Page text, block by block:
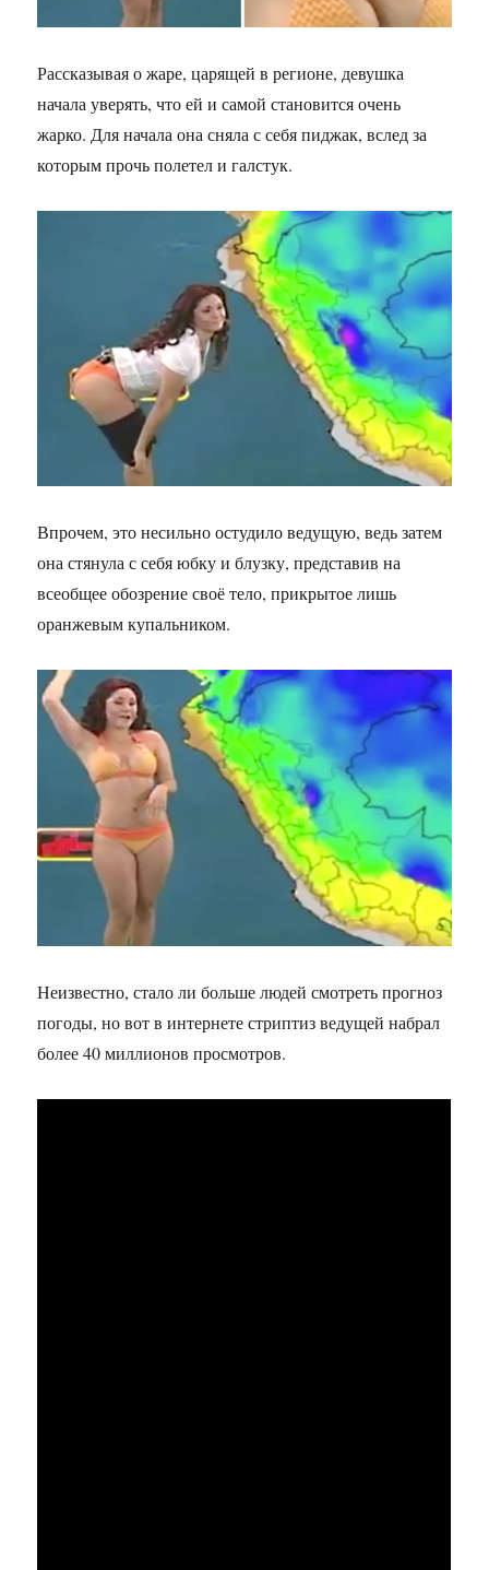
Рассказывая о жаре, царящей в регионе, девушка
начала уверять, что ей и самой становится очень
жарко. Для начала она сняла с себя пиджак, вслед за
которым прочь полетел и галстук.
Впрочем, это несильно остудило ведущую, ведь затем
она стянула с себя юбку и блузку, представив на
всеобщее обозрение своё тело, прикрытое лишь
оранжевым купальником.
Неизвестно, стало ли больше людей смотреть прогноз
погоды, но вот в интернете стриптиз ведущей набрал
более 40 миллионов просмотров.